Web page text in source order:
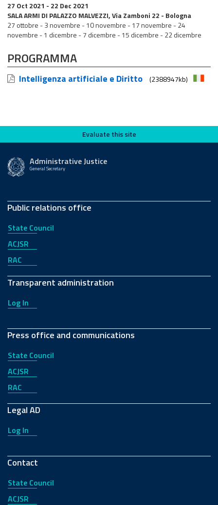
27 Oct 2021 - 22 Dec 2021
SALA ARMI DI PALAZZO MALVEZZI, Via Zamboni 22 - Bologna
27 ottobre - 3 novembre - 10 novembre - 17 novembre - 24
novembre - 1 dicembre - 7 dicembre - 15 dicembre - 22 dicembre
PROGRAMMA
Intelligenza artificiale e Diritto (2388947kb)
Evaluate this siteEvaluate this site
Administrative Justice
General Secretary
Public relations office
State Council
ACJSR
RAC
Transparent administration
Log In
Press office and communications
State Council
ACJSR
RAC
Legal AD
Log In
Contact
State Council
ACJSR